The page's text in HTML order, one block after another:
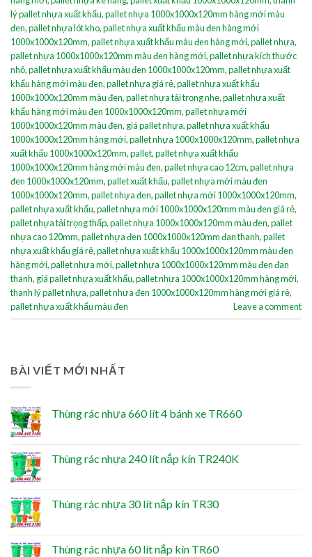
lý pallet nhựa xuất khẩu,pallet nhựa 1000x1000x120mm hàng mới màu
đen,pallet nhựa lót kho,pallet nhựa xuất khẩu màu đen hàng mới
1000x1000x120mm,pallet nhựa xuất khẩu màu đen hàng mới,pallet nhựa,
pallet nhựa 1000x1000x120mm màu đen hàng mới,pallet nhựa kích thước
nhỏ,pallet nhựa xuất khẩu màu đen 1000x1000x120mm,pallet nhựa xuất
khẩu hàng mới màu đen,pallet nhựa giá rẻ,pallet nhựa xuất khẩu
1000x1000x120mm màu đen,pallet nhựa tải trọng nhẹ,pallet nhựa xuất
khẩu hàng mới màu đen 1000x1000x120mm,pallet nhựa mới
1000x1000x120mm màu đen, giá pallet nhựa,pallet nhựa xuất khẩu
1000x1000x120mm hàng mới,pallet nhựa 1000x1000x120mm,pallet nhựa
xuất khẩu 1000x1000x120mm,pallet,pallet nhựa xuất khẩu
1000x1000x120mm hàng mới màu đen,pallet nhựa cao 12cm,pallet nhựa
đen 1000x1000x120mm,pallet xuất khẩu,pallet nhựa mới màu đen
1000x1000x120mm,pallet nhựa đen,pallet nhựa mới 1000x1000x120mm,
pallet nhựa xuất khẩu,pallet nhựa mới 1000x1000x120mm màu đen giá rẻ,
pallet nhựa tải trọng thấp,pallet nhựa 1000x1000x120mm màu đen,pallet
nhựa cao 120mm,pallet nhựa đen 1000x1000x120mm đan thanh,pallet
nhựa xuất khẩu giá rẻ,pallet nhựa xuất khẩu 1000x1000x120mm màu đen
hàng mới,pallet nhựa mới,pallet nhựa 1000x1000x120mm màu đen đan
thanh, giá pallet nhựa xuất khẩu,pallet nhựa 1000x1000x120mm hàng mới,
thanh lý pallet nhựa,pallet nhựa đen 1000x1000x120mm hàng mới giá rẻ,
pallet nhựa xuất khẩu màu đen
Leave a comment
BÀI VIẾT MỚI NHẤT
Thùng rác nhựa 660 lít 4 bánh xe TR660
Thùng rác nhựa 240 lít nắp kín TR240K
Thùng rác nhựa 30 lít nắp kín TR30
Thùng rác nhựa 60 lít nắp kín TR60